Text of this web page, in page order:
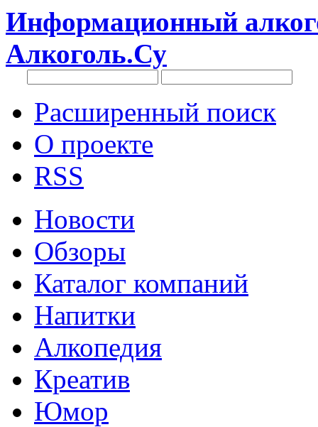
Информационный
Алкоголь.Су
Расширенный поиск
О проекте
RSS
Новости
Обзоры
Каталог компаний
Напитки
Алкопедия
Креатив
Юмор